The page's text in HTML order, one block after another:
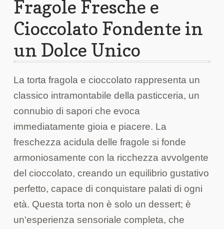
Fragole Fresche e
Cioccolato Fondente in
un Dolce Unico
La torta fragola e cioccolato rappresenta un
classico intramontabile della pasticceria, un
connubio di sapori che evoca
immediatamente gioia e piacere. La
freschezza acidula delle fragole si fonde
armoniosamente con la ricchezza avvolgente
del cioccolato, creando un equilibrio gustativo
perfetto, capace di conquistare palati di ogni
età. Questa torta non è solo un dessert; è
un'esperienza sensoriale completa, che